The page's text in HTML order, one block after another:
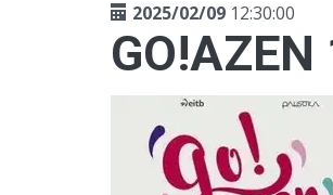
2025/02/09 12:30:00